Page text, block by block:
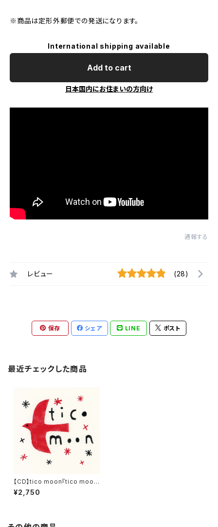
※商品は定形外郵便での発送になります。
International shipping available
Add to cart
日本国内にお住まいの方向け
通報する
レビュー (28)
保存 シェア LINE ポスト
最近チェックした商品
【CD】tico moon『tico moo
n』
¥2,750